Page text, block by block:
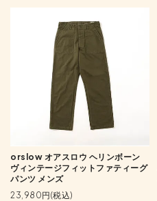
orslow オアスロウ ヘリンボーン
ヴィンテージフィットファティーグ
パンツ メンズ
23,980円(税込)